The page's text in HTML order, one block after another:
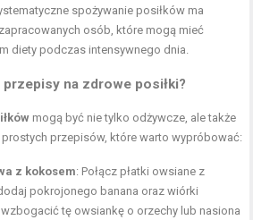
spożywanie posiłków ma
osób, które mogą mieć
diety podczas intensywnego dnia.
na zdrowe posiłki?
mogą być nie tylko odżywcze, ale także
przepisów, które warto wypróbować:
z kokosem: Połącz płatki owsiane z
pokrojonego banana oraz wiórki
tę owsiankę o orzechy lub nasiona